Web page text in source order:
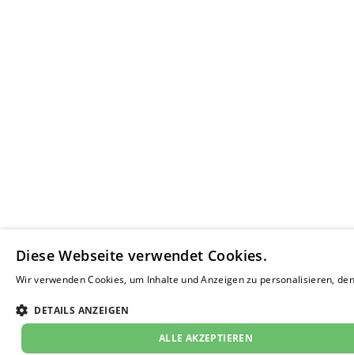
Diese Webseite verwendet Cookies.
Wir verwenden Cookies, um Inhalte und Anzeigen zu personalisieren,
DETAILS ANZEIGEN
ALLE AKZEPTIEREN